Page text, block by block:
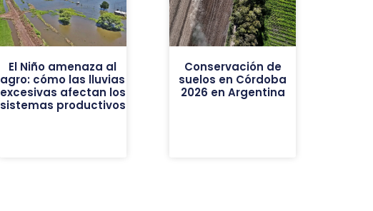
El Niño amenaza al
agro: cómo las lluvias
excesivas afectan los
sistemas productivos
Conservación de
suelos en Córdoba
2026 en Argentina